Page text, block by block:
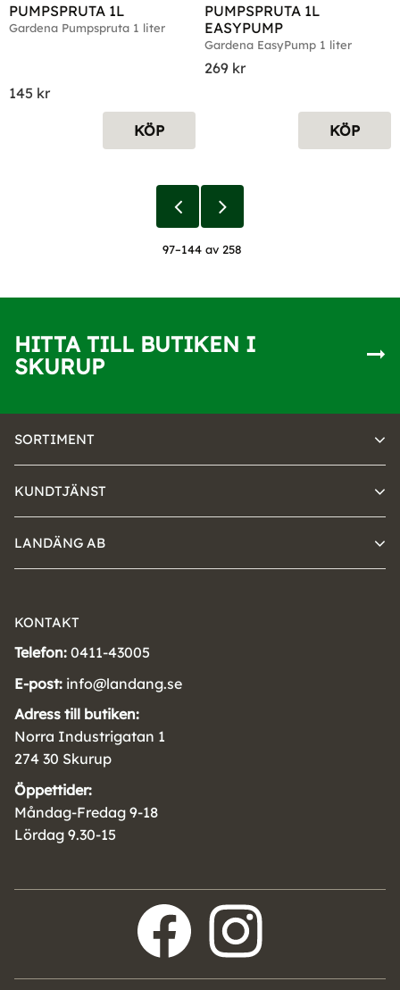
PUMPSPRUTA 1L
Gardena Pumpspruta 1 liter
145 kr
KÖP
PUMPSPRUTA 1L
EASYPUMP
Gardena EasyPump 1 liter
269 kr
KÖP
97–144av 258
HITTA TILL BUTIKEN I
SKURUP
SORTIMENT
KUNDTJÄNST
LANDÄNG AB
KONTAKT
Telefon: 0411-43005
E-post: info@landang.se
Adress till butiken:
Norra Industrigatan 1
274 30 Skurup
Öppettider:
Måndag-Fredag 9-18
Lördag 9.30-15